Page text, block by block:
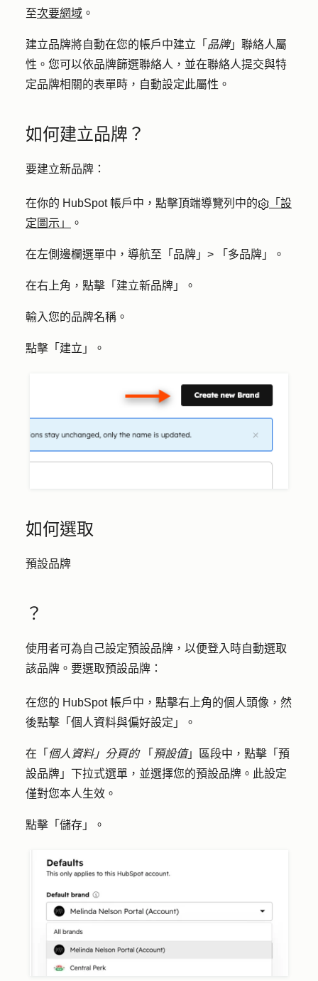
至次要網域 。
建立品牌將自動在您的帳戶中建立「 品牌」聯絡人屬
性。您可以依品牌篩選聯絡人，並在聯絡人提交與特
定品牌相關的表單時，自動設定此屬性。
如何建立品牌？
要建立新品牌：
在你的 HubSpot 帳戶中，點擊頂端導覽列中的
「設
定圖示」
。
在左側邊欄選單中，導航至「 品牌」> 「 多品牌 」。
在右上角，點擊「 建立新品牌 」。
輸入您的品牌名稱 。
點擊「 建立 」。
如何選取
預設品牌
？
使用者可為自己設定預設品牌，以便登入時自動選取
該品牌。要選取預設品牌：
在您的 HubSpot 帳戶中，點擊右上角的個人頭像 ，然
後點擊「 個人資料與偏好設定 」。
在「 個人資料」分頁的 「 預設值」區段中，點擊「 預
設品牌 」下拉式選單，並選擇您的預設品牌。此設定
僅對您本人生效。
點擊「 儲存 」。